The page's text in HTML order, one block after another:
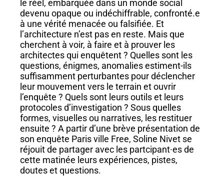
le réel, embarquée dans un monde social
devenu opaque ou indéchiffrable, confronté.e
à une vérité menacée ou falsifiée. Et
l’architecture n’est pas en reste. Mais que
cherchent à voir, à faire et à prouver les
architectes qui enquêtent ? Quelles sont les
questions, énigmes, anomalies estiment-ils
suffisamment perturbantes pour déclencher
leur mouvement vers le terrain et ouvrir
l’enquête ? Quels sont leurs outils et leurs
protocoles d’investigation ? Sous quelles
formes, visuelles ou narratives, les restituer
ensuite ? A partir d’une brève présentation de
son enquête Paris ville Free, Soline Nivet se
réjouit de partager avec les partcipant·es de
cette matinée leurs expériences, pistes,
doutes et questions.